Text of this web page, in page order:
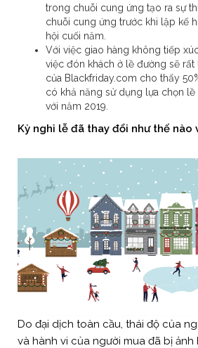
trong chuỗi cung ứng tạo ra sự
chuỗi cung ứng trước khi lập kế
hội cuối năm.
Với việc giao hàng không tiếp
việc đón khách ở lề đường sẽ rất
của Blackfriday.com cho thấy
có khả năng sử dụng lựa chọn
với năm 2019.
Kỳ nghỉ lễ đã thay đổi như thế nào
Do đại dịch toàn cầu, thái độ của
và hành vi của người mua đã bị ảnh